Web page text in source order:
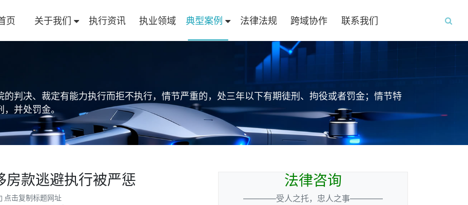
页 关于我们 执行资讯 执业领域 典型案例 法律法规 跨域协作 联系我们
判决、裁定有能力执行而拒不执行，情节严重的，处三年以下有期徒刑、拘役或者罚金；情节特
并处罚金。
房款逃避执行被严惩
点击复制标题网址
法律咨询
————受人之托，忠人之事————